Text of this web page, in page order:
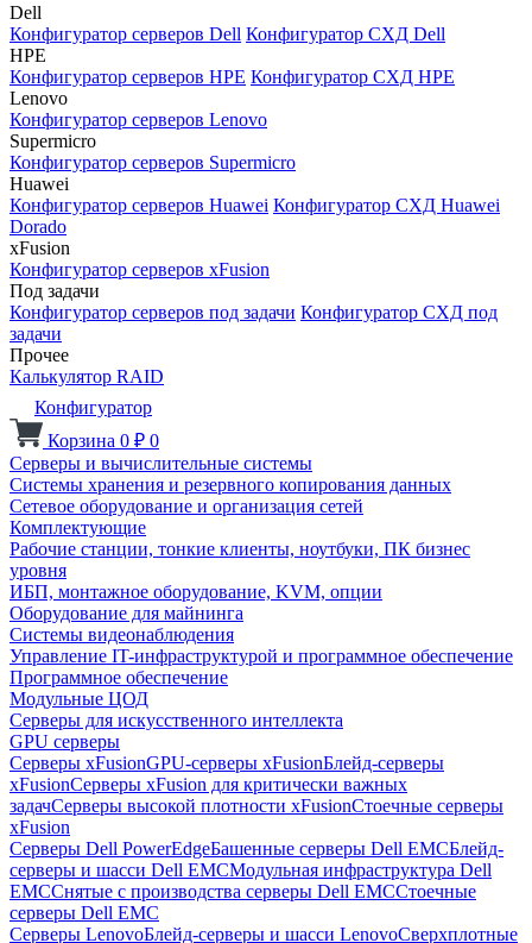
Dell
Конфигуратор серверов Dell Конфигуратор СХД Dell
HPE
Конфигуратор серверов HPE Конфигуратор СХД HPE
Lenovo
Конфигуратор серверов Lenovo
Supermicro
Конфигуратор серверов Supermicro
Huawei
Конфигуратор серверов Huawei Конфигуратор СХД Huawei
Dorado
xFusion
Конфигуратор серверов xFusion
Под задачи
Конфигуратор серверов под задачи Конфигуратор СХД под
задачи
Прочее
Калькулятор RAID
Конфигуратор
Корзина 0 ₽ 0
Серверы и вычислительные системы
Системы хранения и резервного копирования данных
Сетевое оборудование и организация сетей
Комплектующие
Рабочие станции, тонкие клиенты, ноутбуки, ПК бизнес
уровня
ИБП, монтажное оборудование, KVM, опции
Оборудование для майнинга
Системы видеонаблюдения
Управление IT-инфраструктурой и программное обеспечение
Программное обеспечение
Модульные ЦОД
Серверы для искусственного интеллекта
GPU серверы
Серверы xFusionGPU-серверы xFusionБлейд-серверы
xFusionСерверы xFusion для критически важных
задачСерверы высокой плотности xFusionСтоечные серверы
xFusion
Серверы Dell PowerEdgeБашенные серверы Dell EMCБлейд-
серверы и шасси Dell EMCМодульная инфраструктура Dell
EMCСнятые с производства серверы Dell EMCСтоечные
серверы Dell EMC
Серверы LenovoБлейд-серверы и шасси LenovoСверхплотные